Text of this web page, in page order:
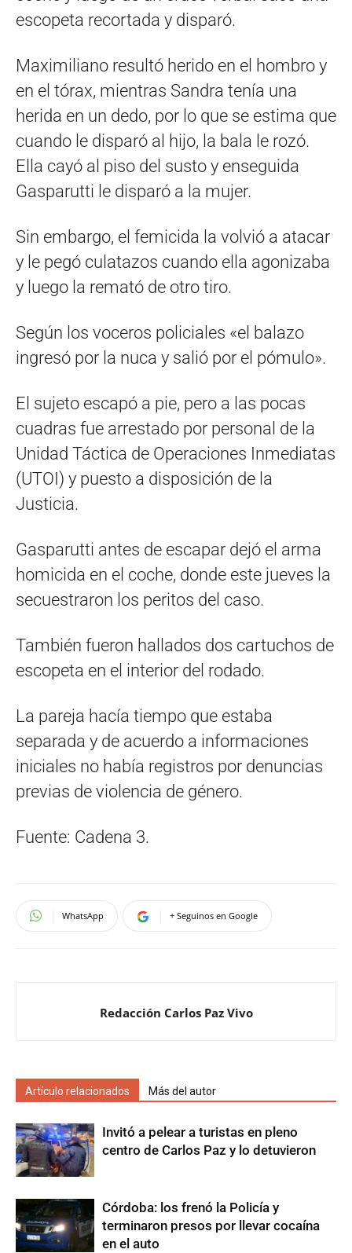
escopeta recortada y disparó.
Maximiliano resultó herido en el hombro y
en el tórax, mientras Sandra tenía una
herida en un dedo, por lo que se estima que
cuando le disparó al hijo, la bala le rozó.
Ella cayó al piso del susto y enseguida
Gasparutti le disparó a la mujer.
Sin embargo, el femicida la volvió a atacar
y le pegó culatazos cuando ella agonizaba
y luego la remató de otro tiro.
Según los voceros policiales «el balazo
ingresó por la nuca y salió por el pómulo».
El sujeto escapó a pie, pero a las pocas
cuadras fue arrestado por personal de la
Unidad Táctica de Operaciones Inmediatas
(UTOI) y puesto a disposición de la
Justicia.
Gasparutti antes de escapar dejó el arma
homicida en el coche, donde este jueves la
secuestraron los peritos del caso.
También fueron hallados dos cartuchos de
escopeta en el interior del rodado.
La pareja hacía tiempo que estaba
separada y de acuerdo a informaciones
iniciales no había registros por denuncias
previas de violencia de género.
Fuente: Cadena 3.
WhatsApp + Seguinos en Google
Redacción Carlos Paz Vivo
Artículo relacionados Más del autor
Invitó a pelear a turistas en pleno
centro de Carlos Paz y lo detuvieron
Córdoba: los frenó la Policía y
terminaron presos por llevar cocaína
en el auto